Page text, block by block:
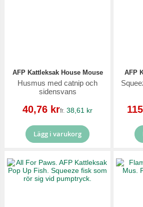
AFP Kattleksak House Mouse
Husmus med catnip och
sidensvans
Reapris
40,76 krfr. 38,61 kr
Lägg i varukorg
AFP